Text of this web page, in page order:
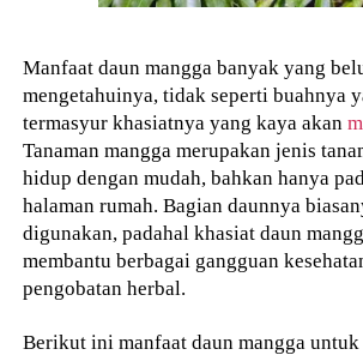
Manfaat daun mangga banyak yang
mengetahuinya, tidak seperti buahnya
termasyur khasiatnya yang kaya akan
Tanaman mangga merupakan jenis
hidup dengan mudah, bahkan hanya
halaman rumah. Bagian daunnya
digunakan, padahal khasiat daun
membantu berbagai gangguan
pengobatan herbal.
Berikut ini manfaat daun mangga